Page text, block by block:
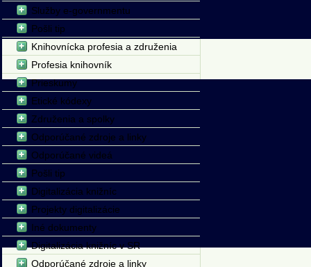
Služby e-governmentu
Pošli tip
Knihovnícka profesia a združenia
Profesia knihovník
Prieskumy
Etické kódexy
Združenia a spolky
Odporúčané zdroje a linky
Odporúčané videá
Pošli tip
Digitalizácia knižníc
Projekty digitalizácie
Iné dokumenty
Digitalizácia knižníc v SR
Odporúčané zdroje a linky